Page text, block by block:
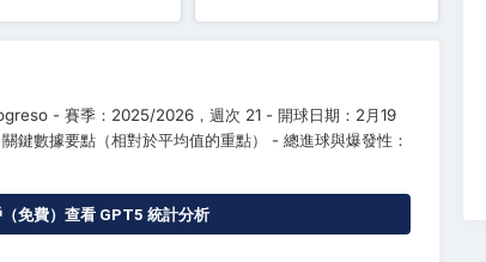
- 賽季：2025/2026，週次 21 - 開球日期：2月19
鍵數據要點（相對於平均值的重點） - 總進球與爆發性：
免費）查看 GPT5 統計分析